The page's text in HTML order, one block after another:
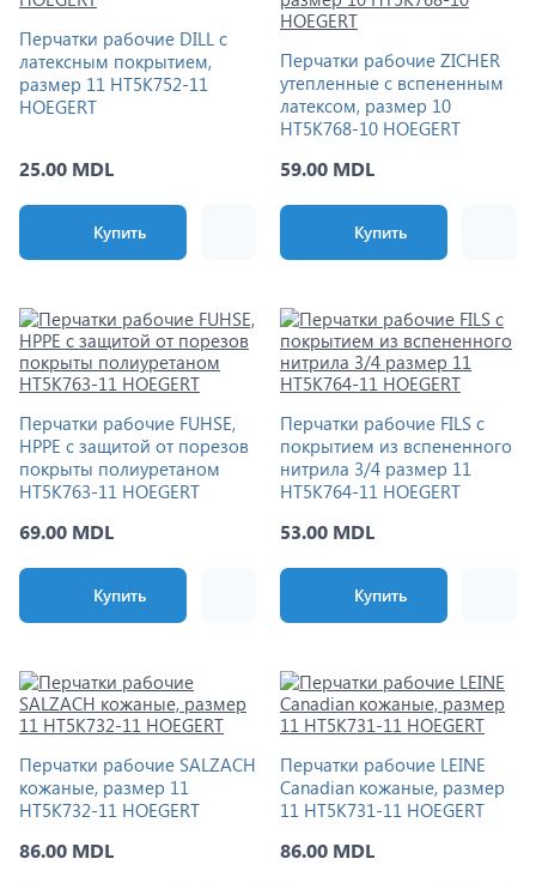
Перчатки рабочие DILL с
латексным покрытием,
размер 11 HT5K752-11
HOEGERT
25.00 MDL
Купить
Перчатки рабочие ZICHER
утепленные с вспененным
латексом, размер 10
HT5K768-10 HOEGERT
59.00 MDL
Купить
Перчатки рабочие FUHSE,
HPPE с защитой от порезов
покрыты полиуретаном
HT5K763-11 HOEGERT
69.00 MDL
Купить
Перчатки рабочие FILS с
покрытием из вспененного
нитрила 3/4 размер 11
HT5K764-11 HOEGERT
53.00 MDL
Купить
Перчатки рабочие SALZACH
кожаные, размер 11
HT5K732-11 HOEGERT
86.00 MDL
Перчатки рабочие LEINE
Canadian кожаные, размер
11 HT5K731-11 HOEGERT
86.00 MDL